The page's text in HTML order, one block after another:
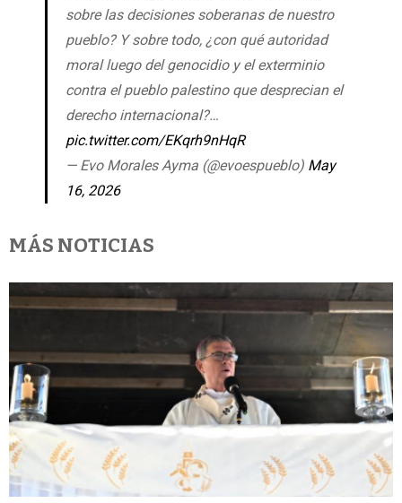
sobre las decisiones soberanas de nuestro
pueblo? Y sobre todo, ¿con qué autoridad
moral luego del genocidio y el exterminio
contra el pueblo palestino que desprecian el
derecho internacional?…
pic.twitter.com/EKqrh9nHqR
— Evo Morales Ayma (@evoespueblo) May
16, 2026
MÁS NOTICIAS